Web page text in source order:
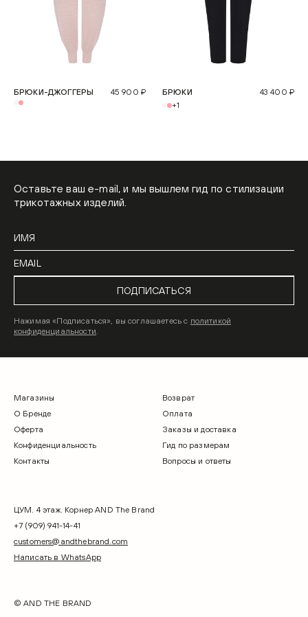
БРЮКИ-ДЖОГГЕРЫ 45 900 ₽
БРЮКИ
+1
43 400 ₽
Оставьте ваш e-mail, и мы вышлем гид по стилизации
трикотажных изделий.
ПОДПИСАТЬСЯ
Нажимая «Подписаться», вы соглашаетесь с политикой
конфиденциальности.
Магазины
О Бренде
Оферта
Конфиденциальность
Контакты
Возврат
Оплата
Заказы и доставка
Гид по размерам
Вопросы и ответы
ЦУМ. 4 этаж. Корнер AND The Brand
+7 (909) 941-14-41
customers@andthebrand.com
Написать в WhatsApp
© AND THE BRAND